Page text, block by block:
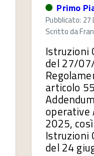
Primo
Pubblicato: 27
Scritto da
Istruzioni
del 27/
articolo
operative
2025,
Istruzioni
del 24